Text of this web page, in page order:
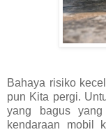
Bahaya risiko
pun Kita pergi.
yang bagus
kendaraan mobil